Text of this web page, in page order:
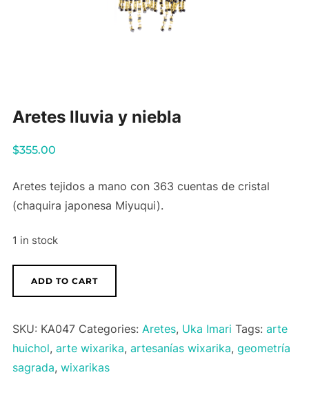
Aretes lluvia y niebla
$355.00
Aretes tejidos a mano con 363 cuentas de cristal
(chaquira japonesa Miyuqui).
1 in stock
lluvia
niebla
quantity
ADD TO CART
SKU: KA047 Categories: Aretes, Uka Imari Tags: arte
huichol, arte wixarika, artesanías wixarika, geometría
sagrada, wixarikas